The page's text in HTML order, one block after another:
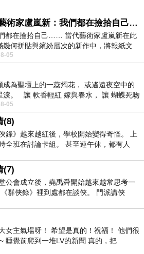
當代藝術家盧嵐新：我們都在撿拾自己，將散落的情緒與碎片，拼回生命完整的輪廓
都在撿拾自己…… 當代藝術家盧嵐新在此
幾何拼貼與繽紛層次的新作中，將報紙文
色剪紙與明亮顏料層層
05
成為聖壇上的一蕊燭花， 或遙遠夜空中的
淚。 讓 軟香輕紅 嫁與春水， 讓 蝴蝶死吻
後一瓣玫瑰， 讓
05
(8)
錄》越來越紅後，學校開始變得奇怪。 上
全班在討論卡組。 甚至連午休，都有人
(7)
公會成立後，堯禹舜開始越來越常思考一
群俠錄》裡到處都在談俠。 門派講俠
女主氣場呀！ 希望是真的！祝福！ 他們很
睡覺前爬到一堆LV的新聞 真的，把